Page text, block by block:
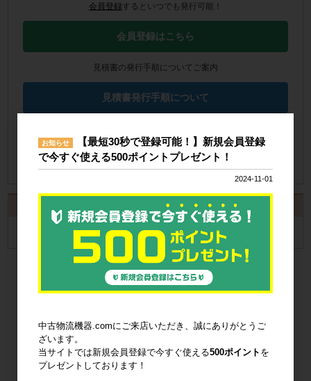
会員登録するといつでも発行可能！
会員登録はこちら
見積書の発行手順についてご案内
見積書発行手順について
納品書発行手順について
カート
カートは空です
お知らせ
【最短30秒で登録可能！】新規会員登録
で今すぐ使える500ポイントプレゼント！
2024-11-01
中古物流機器.comにご来店いただき、誠にありがとうご
ざいます。
当サイトでは新規会員登録で今すぐ使える500ポイント を
プレゼントしております！